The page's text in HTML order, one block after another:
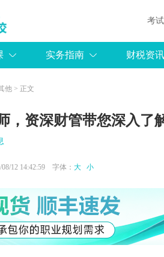
考
实务指南 财税资讯
他 > 正文
资深财管带您深入了
08/12 14:42:59 字体： 大 小